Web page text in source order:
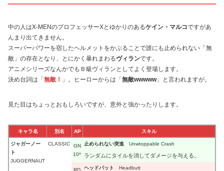
中の人はX-MENのプロフェッサーXとゆかりのあるケイン・マルコですがあ
んまり出てきません。
スーパーパワーを宿したヘルメットをかぶることで誰にも止められない「無
敵」の存在となり、とにかく暴れまわるヴィランです。
アニメシリーズなんかでもＢ級ヴィランとしてよく登場します。
決め台詞は「 無敵！ 」。ヒーローからは「 無敵wwwww」と言われますが。
見た目はちょっとおもしろいですが、意外と強かったりします。
キャラ名 別名 AP スキル
ジャガーノー
ト
JUGGERNAUT
CLASSIC
GN
10*
止められない突進 Unwtoppable Crash
ランダムにタイルを消してダメージを与える。
RD ヘッドバット Headbutt